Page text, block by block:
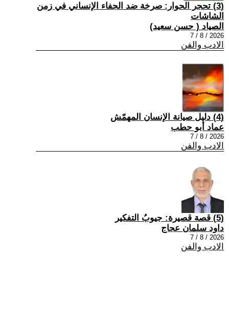
(3) تحجر الحوار: صرخة ضد الجفاء الإنساني في زمن
الشاشات
الصياد ‏( حسن سعيد‏)
2026 / 8 / 7
الادب والفن
(4) دليل صيانة الإنسان المهمّش
عماد أبو حطب
2026 / 8 / 7
الادب والفن
(5) قصة قصيرة: جيوبُ التفكير
داود سلمان عجاج
2026 / 8 / 7
الادب والفن